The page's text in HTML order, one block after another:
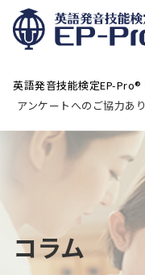
英語発音技能検定EP-Pro®
アンケートへのご協力あ
コラム